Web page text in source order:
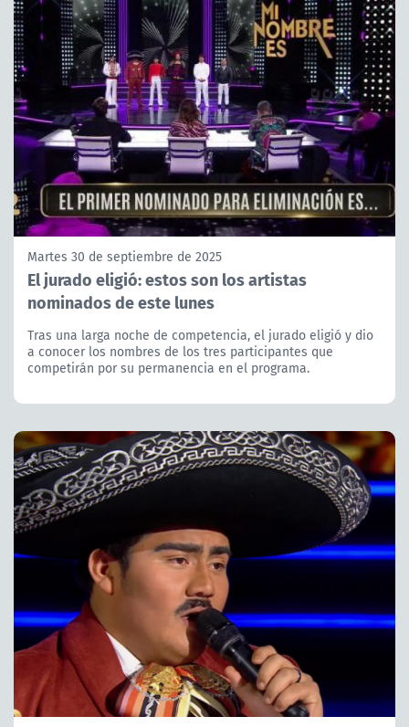
Martes 30 de septiembre de 2025
El jurado eligió: estos son los artistas
nominados de este lunes
Tras una larga noche de competencia, el jurado eligió y dio
a conocer los nombres de los tres participantes que
competirán por su permanencia en el programa.